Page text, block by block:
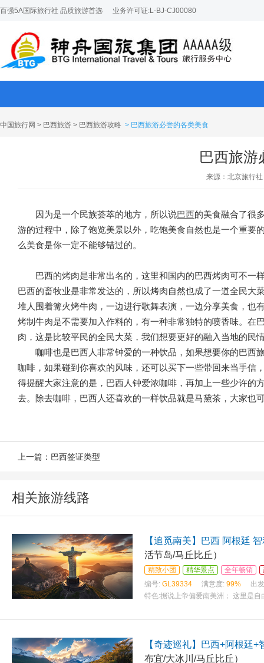
百强5A国际旅行社 品质旅游首选 业务许可证:L-BJ-CJ00080
中国旅行网 > 巴西旅游 > 巴西旅游攻略 > 巴西旅游必尝的各类美食
巴西旅游
来源：北京旅行社
因为是一个民族荟萃的地方，所以说巴西的美食融合了很
游的过程中，除了饱览美景以外，吃饱美食自然也是一个重要
么美食是你一定不能够错过的。
巴西的烤肉是非常出名的，这里和国内的巴西烤肉可不一
巴西的畜牧业是非常发达的，所以烤肉自然也成了一道全民
堆人围着篝火烤牛肉，一边进行歌舞表演，一边分享美食，也
烤制牛肉是不需要加入作料的，有一种非常独特的喷香味。在
肉，这是比较平民的全民大菜，我们想要更好的融入当地的民
咖啡也是巴西人非常钟爱的一种饮品，如果想要你的巴西
咖啡，如果碰到你喜欢的风味，还可以买下一些带回来当手信
得提醒大家注意的是，巴西人钟爱浓咖啡，再加上一些少许的
去。除去咖啡，巴西人还喜欢的一样饮品就是马黛茶，大家也
上一篇： 巴西签证类型
相关旅游线路
【追觅南美】巴西 阿根廷
活节岛/马丘比丘）
精致小团 精华景点 全年畅销
编号: GL39334 满意度: 99%
出
特色:据说上帝偏爱南美洲； 这里是
【奇迹巡礼】巴西+阿根廷+
布宜/大冰川/马丘比丘）